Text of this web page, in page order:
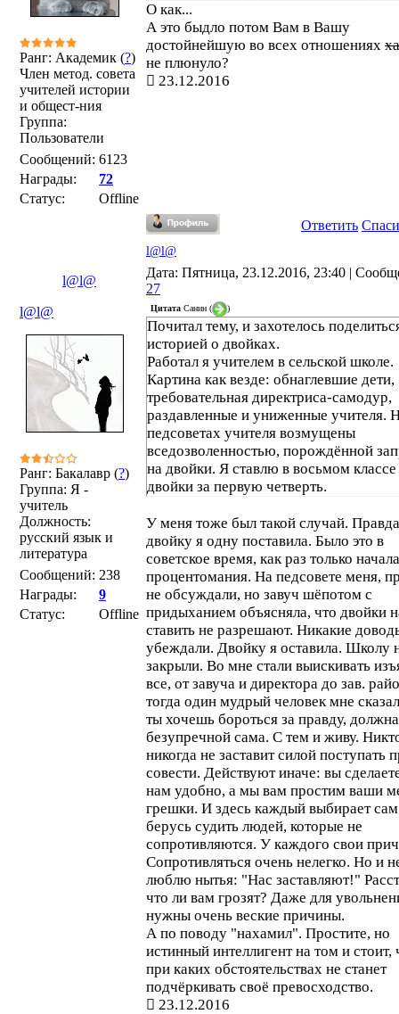
Ранг: Академик (?)
Член метод. совета
учителей истории
и общест-ния
Группа:
Пользователи
Сообщений: 6123
Награды:
72
Статус:
Offline
О как...
А это быдло потом Вам в Вашу
достойнейшую во всех отношениях ха
не плюнуло?
23.12.2016
Ответить
l@l@
l@l@
Дата: Пятница, 23.12.2016, 23:40 |
27
l@l@
Ранг: Бакалавр (?)
Группа: Я -
учитель
Должность:
русский язык и
литература
Сообщений: 238
Награды:
9
Статус:
Offline
Цитата Санин ( )
Почитал тему, и захотелось
историей о двойках.
Работал я учителем в сельской школе.
Картина как везде: обнаглевшие дети,
требовательная директриса-самодур,
раздавленные и униженные учителя.
педсоветах учителя возмущены
вседозволенностью, порождённой
на двойки. Я ставлю в восьмом классе
двойки за первую четверть.
У меня тоже был такой случай.
двойку я одну поставила. Было это в
советское время, как раз только
процентомания. На педсовете меня,
не обсуждали, но завуч шёпотом с
придыханием объясняла, что двойки
ставить не разрешают. Никакие
убеждали. Двойку я оставила. Школу
закрыли. Во мне стали выискивать
все, от завуча и директора до зав.
тогда один мудрый человек мне
ты хочешь бороться за правду,
безупречной сама. С тем и живу.
никогда не заставит силой поступать
совести. Действуют иначе: вы
нам удобно, а мы вам простим ваши
грешки. И здесь каждый выбирает
берусь судить людей, которые не
сопротивляются. У каждого свои
Сопротивляться очень нелегко. Но и
люблю нытья: "Нас заставляют!"
что ли вам грозят? Даже для
нужны очень веские причины.
А по поводу "нахамил". Простите, но
истинный интеллигент на том и стоит,
при каких обстоятельствах не станет
подчёркивать своё превосходство.
23.12.2016